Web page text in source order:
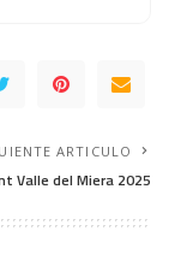
ARTICULO
Valle del Miera 2025